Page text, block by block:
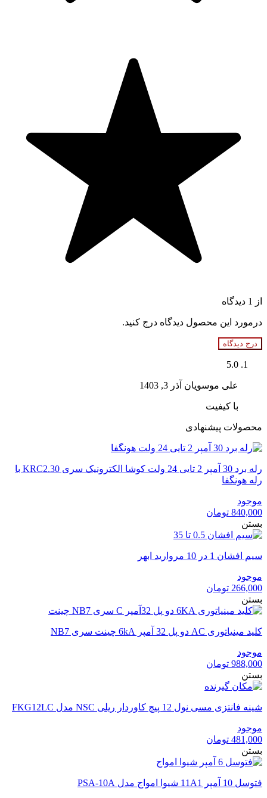
از 1 دیدگاه
درمورد این محصول دیدگاه درج کنید.
درج دیدگاه
5.0
علی موسویان آذر 3, 1403
با کیفیت
محصولات پیشنهادی
رله برد 30 آمپر 2 تایی 24 ولت کوشا الکترونیک سری KRC2.30 با
رله هونگفا
موجود
840,000 تومان
بستن
سیم افشان 1 در 10 مروارید ابهر
موجود
266,000 تومان
بستن
کلید مینیاتوری AC دو پل 32 آمپر 6kA چینت سری NB7
موجود
988,000 تومان
بستن
شینه فانتزی مسی نول 12 پیچ کاوردار ریلی NSC مدل FKG12LC
موجود
481,000 تومان
بستن
فتوسل 10 آمپر 11A1 شیوا امواج مدل PSA-10A